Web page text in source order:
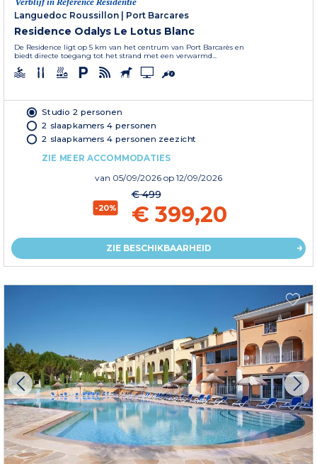
Languedoc Roussillon
Port Barcares
Residence Odalys Le Lotus Blanc
De Residence ligt op 5 km van het centrum van Port Barcarès en
biedt directe toegang tot het strand met een verwarmd...
Studio 2 personen
2 slaapkamers 4 personen
2 slaapkamers 4 personen zeezicht
ZIE MEER ACCOMMODATIES
van 05/09/2026 op 12/09/2026
-20%
€ 499
€ 399,20
ZIE BESCHIKBAARHEID